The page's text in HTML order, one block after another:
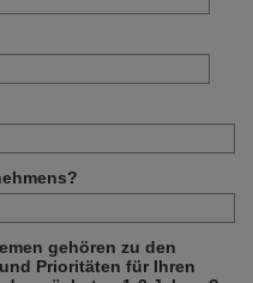
gehören zu den
Prioritäten für Ihren